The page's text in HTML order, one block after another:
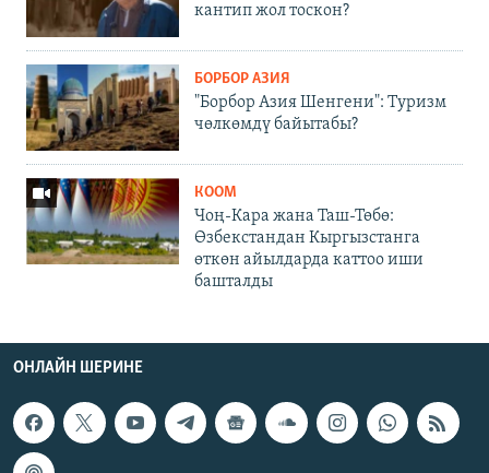
кантип жол тоскон?
БОРБОР АЗИЯ
"Борбор Азия Шенгени": Туризм
чөлкөмдү байытабы?
КООМ
Чоң-Кара жана Таш-Төбө:
Өзбекстандан Кыргызстанга
өткөн айылдарда каттоо иши
башталды
ОНЛАЙН ШЕРИНЕ